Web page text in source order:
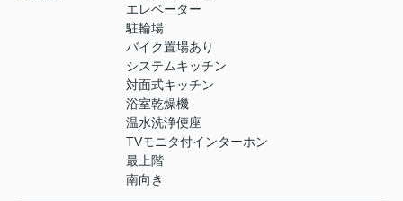
エレベーター
駐輪場
バイク置場あり
システムキッチン
対面式キッチン
浴室乾燥機
温水洗浄便座
TVモニタ付インターホン
最上階
南向き